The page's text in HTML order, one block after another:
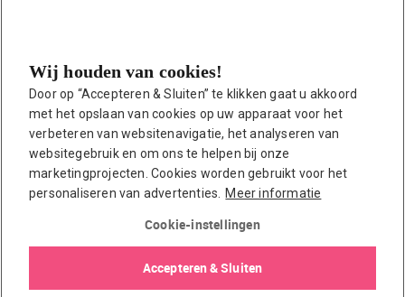
Toy van de maand
Vraag ’t onze seksuoloog
Interessante links
Seksuologen in Nederland
Erotisch verhaal insturen
EasyToys shop
Wij houden van cookies!
Door op “Accepteren & Sluiten” te klikken gaat u akkoord
met het opslaan van cookies op uw apparaat voor het
verbeteren van websitenavigatie, het analyseren van
websitegebruik en om ons te helpen bij onze
marketingprojecten. Cookies worden gebruikt voor het
personaliseren van advertenties. Meer informatie
Cookie-instellingen
Accepteren & Sluiten